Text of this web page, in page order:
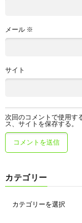
メール ※
サイト
次回のコメントで使用す
ス、サイトを保存する。
カテゴリー